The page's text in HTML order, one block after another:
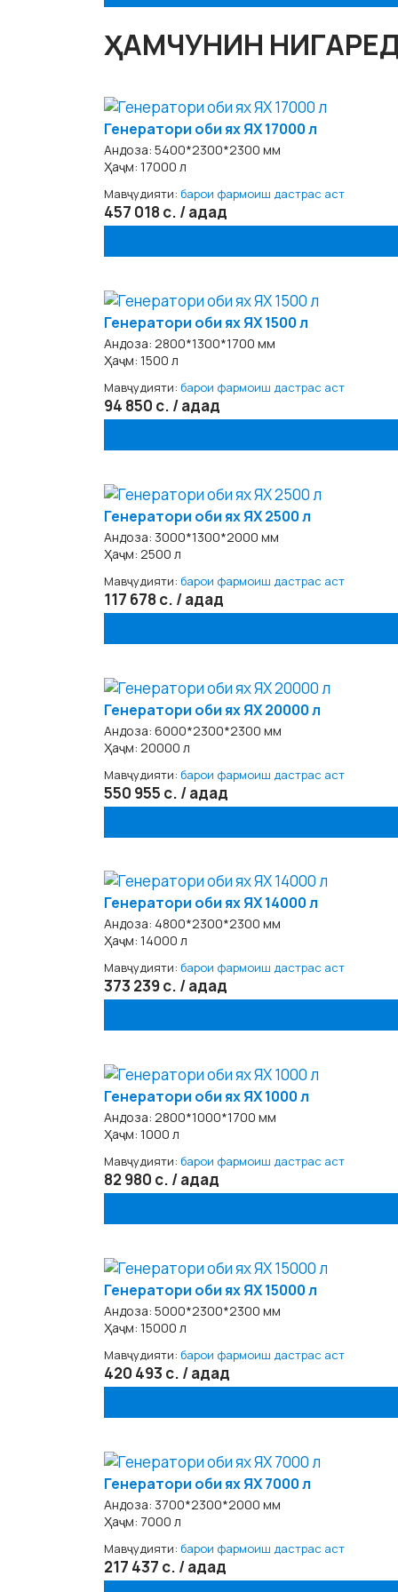
ҲАМЧУНИН
Генератори оби ях ЯХ 17000 л
Андоза: 5400*2300*2300 мм
Ҳаҷм: 17000 л
Мавҷудияти: барои фармоиш дастрас аст
457 018 с. / адад
Генератори оби ях ЯХ 1500 л
Андоза: 2800*1300*1700 мм
Ҳаҷм: 1500 л
Мавҷудияти: барои фармоиш дастрас аст
94 850 с. / адад
Генератори оби ях ЯХ 2500 л
Андоза: 3000*1300*2000 мм
Ҳаҷм: 2500 л
Мавҷудияти: барои фармоиш дастрас аст
117 678 с. / адад
Генератори оби ях ЯХ 20000 л
Андоза: 6000*2300*2300 мм
Ҳаҷм: 20000 л
Мавҷудияти: барои фармоиш дастрас аст
550 955 с. / адад
Генератори оби ях ЯХ 14000 л
Андоза: 4800*2300*2300 мм
Ҳаҷм: 14000 л
Мавҷудияти: барои фармоиш дастрас аст
373 239 с. / адад
Генератори оби ях ЯХ 1000 л
Андоза: 2800*1000*1700 мм
Ҳаҷм: 1000 л
Мавҷудияти: барои фармоиш дастрас аст
82 980 с. / адад
Генератори оби ях ЯХ 15000 л
Андоза: 5000*2300*2300 мм
Ҳаҷм: 15000 л
Мавҷудияти: барои фармоиш дастрас аст
420 493 с. / адад
Генератори оби ях ЯХ 7000 л
Андоза: 3700*2300*2000 мм
Ҳаҷм: 7000 л
Мавҷудияти: барои фармоиш дастрас аст
217 437 с. / адад